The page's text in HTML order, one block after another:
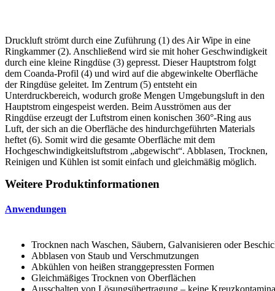
Druckluft strömt durch eine Zuführung (1) des Air Wipe in eine
Ringkammer (2). Anschließend wird sie mit hoher Geschwindigkeit
durch eine kleine Ringdüse (3) gepresst. Dieser Hauptstrom folgt
dem Coanda-Profil (4) und wird auf die abgewinkelte Oberfläche
der Ringdüse geleitet. Im Zentrum (5) entsteht ein
Unterdruckbereich, wodurch große Mengen Umgebungsluft in den
Hauptstrom eingespeist werden. Beim Ausströmen aus der
Ringdüse erzeugt der Luftstrom einen konischen 360°-Ring aus
Luft, der sich an die Oberfläche des hindurchgeführten Materials
heftet (6). Somit wird die gesamte Oberfläche mit dem
Hochgeschwindigkeitsluftstrom „abgewischt“. Abblasen, Trocknen,
Reinigen und Kühlen ist somit einfach und gleichmäßig möglich.
Weitere Produktinformationen
Anwendungen
Trocknen nach Waschen, Säubern, Galvanisieren oder
Abblasen von Staub und Verschmutzungen
Abkühlen von heißen stranggepressten Formen
Gleichmäßiges Trocknen von Oberflächen